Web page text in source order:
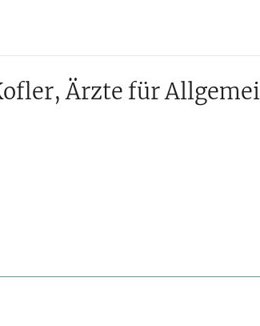
Ärzte für